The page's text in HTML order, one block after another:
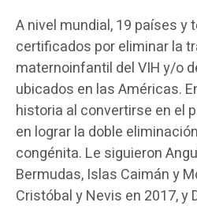
A nivel mundial, 19 países y
certificados por eliminar la
maternoinfantil del VIH y/o
ubicados en las Américas.
historia al convertirse en el
en lograr la doble
congénita. Le siguieron
Bermudas, Islas Caimán y
Cristóbal y Nevis en 2017, y